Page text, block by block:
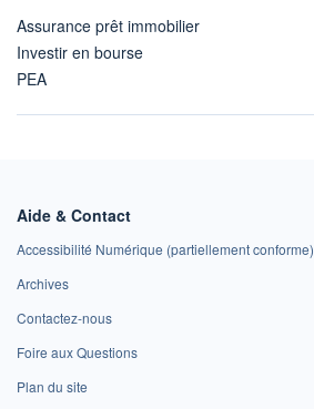
Assurance prêt immobilier
Investir en bourse
PEA
Aide & Contact
Accessibilité Numérique (partiellement conforme)
Archives
Contactez-nous
Foire aux Questions
Plan du site